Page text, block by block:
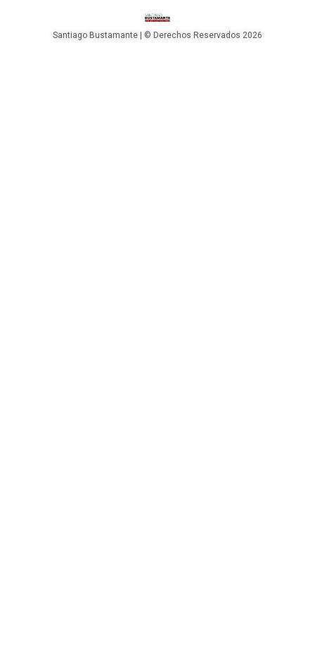
Santiago Bustamante | © Derechos Reservados 2026